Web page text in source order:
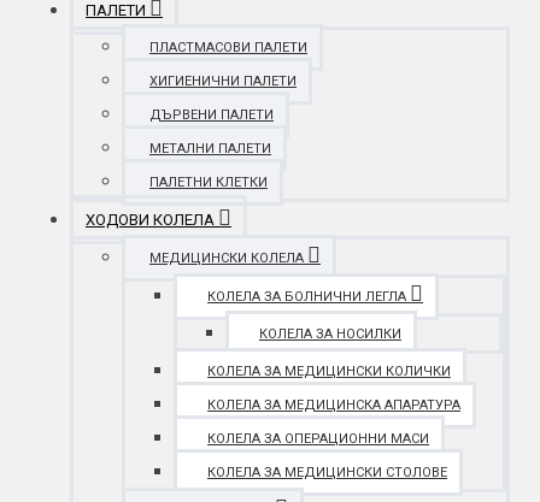
ПАЛЕТИ
ПЛАСТМАСОВИ ПАЛЕТИ
ХИГИЕНИЧНИ ПАЛЕТИ
ДЪРВЕНИ ПАЛЕТИ
МЕТАЛНИ ПАЛЕТИ
ПАЛЕТНИ КЛЕТКИ
ХОДОВИ КОЛЕЛА
МЕДИЦИНСКИ КОЛЕЛА
КОЛЕЛА ЗА БОЛНИЧНИ ЛЕГЛА
КОЛЕЛА ЗА НОСИЛКИ
КОЛЕЛА ЗА МЕДИЦИНСКИ КОЛИЧКИ
КОЛЕЛА ЗА МЕДИЦИНСКА АПАРАТУРА
КОЛЕЛА ЗА ОПЕРАЦИОННИ МАСИ
КОЛЕЛА ЗА МЕДИЦИНСКИ СТОЛОВЕ